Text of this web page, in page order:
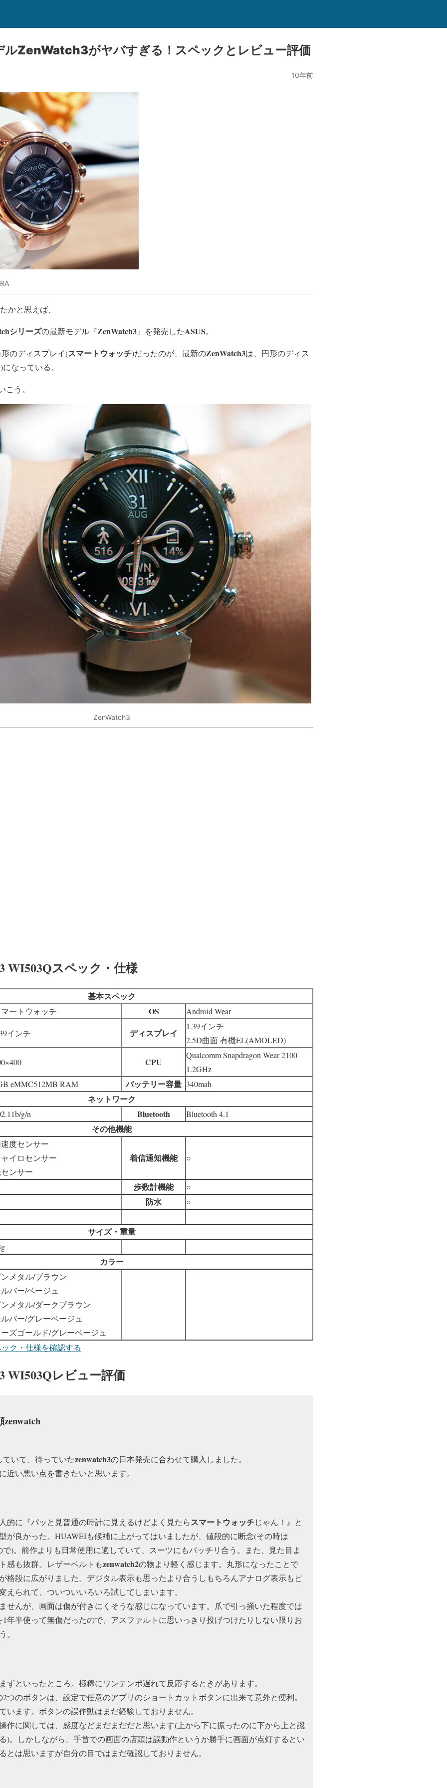
ルZenWatch3がヤバすぎる！スペックとレビュー評価
10年前
かと思えば、
シリーズの最新モデル『ZenWatch3』を発売したASUS。
のディスプレイ(スマートウォッチ)だったのが、最新のZenWatch3は、円形のディス
)になっている。
う。
ZenWatch3
WI503Qスペック・仕様
基本スペック
ートウォッチ OS Android Wear
インチ ディスプレイ
1.39インチ
2.5D曲面 有機EL(AMOLED)
CPU
Qualcomm Snapdragon Wear 2100
1.2GHz
eMMC512MB RAM
バッテリー容量 340mah
ネットワーク
g/n Bluetooth Bluetooth 4.1
その他機能
度センサー
イロセンサー
ンサー
着信通知機能 ○
歩数計機能 ○
防水 ○
サイズ・重量
カラー
メタル/ブラウン
バー/ベージュ
メタル/ダークブラウン
バー/グレーベージュ
ズゴールド/グレーベージュ
ク・仕様を確認する
WI503Qレビュー評価
いて、待っていたzenwatch3の日本発売に合わせて購入しました。
近い悪い点を書きたいと思います。
的に『パッと見普通の時計に見えるけどよく見たらスマートウォッチじゃん！』と
が良かった。HUAWEIも候補に上がってはいましたが、値段的に断念(その時は
で)。前作よりも日常使用に適していて、スーツにもバッチリ合う。また、見た目よ
感も抜群。レザーベルトもzenwatch2の物より軽く感じます。丸形になったことで
格段に広がりました。デジタル表示も思ったより合うしもちろんアナログ表示もピ
えられて、ついついいろいろ試してしまいます。
せんが、画面は傷が付きにくそうな感じになっています。爪で引っ掻いた程度では
1年半使って無傷だったので、アスファルトに思いっきり投げつけたりしない限りお
。
ずといったところ。極稀にワンテンポ遅れて反応するときがあります。
つのボタンは、設定で任意のアプリのショートカットボタンに出来て意外と便利。
います。ボタンの誤作動はまだ経験しておりません。
作に関しては、感度などまだまだだと思います(上から下に振ったのに下から上と認
)。しかしながら、手首での画面の店頭は誤動作というか勝手に画面が点灯するとい
とは思いますが自分の目ではまだ確認しておりません。